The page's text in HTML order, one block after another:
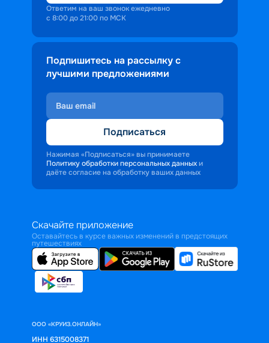
Ответим на ваш звонок ежедневно
с 8:00 до 21:00 по МСК
Подпишитесь на рассылку с
лучшими предложениями
Подписаться
Нажимая «Подписаться» вы принимаете
Политику обработки персональных данных и
даёте согласие на обработку ваших данных
Скачайте приложение
Оставайтесь в курсе важных изменений в предстоящих
путешествиях
ООО «КРУИЗ.ОНЛАЙН»
ИНН 6315008371